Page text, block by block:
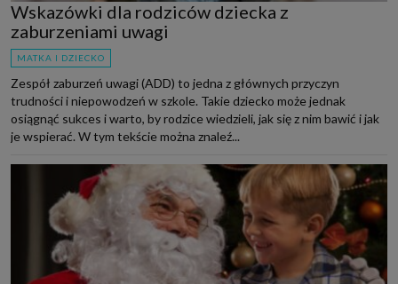
Wskazówki dla rodziców dziecka z
zaburzeniami uwagi
MATKA I DZIECKO
Zespół zaburzeń uwagi (ADD) to jedna z głównych przyczyn
trudności i niepowodzeń w szkole. Takie dziecko może jednak
osiągnąć sukces i warto, by rodzice wiedzieli, jak się z nim bawić i jak
je wspierać. W tym tekście można znaleź...